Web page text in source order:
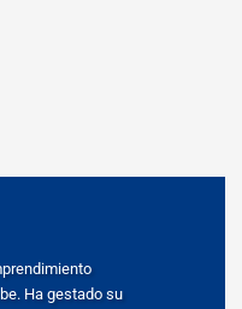
Ha gestado su